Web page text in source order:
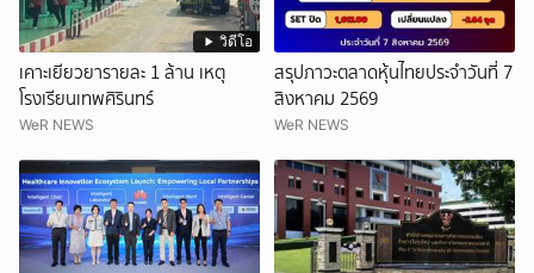
วิดีโอ
เคาะเยียวยารายละ 1 ล้าน เหตุ
โรงเรียนเทพศิรินทร์
WeR NEWS
สรุปภาวะตลาดหุ้นไทยประจำวันที่ 7
สิงหาคม 2569
WeR NEWS